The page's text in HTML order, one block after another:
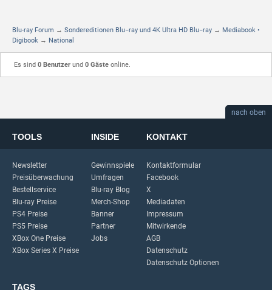
Blu-ray Forum → Sondereditionen Blu−ray und 4K Ultra HD Blu−ray → Mediabook •
Digibook → National
Es sind 0 Benutzerund 0 Gästeonline.
nach oben
TOOLS
Newsletter
Preisüberwachung
Bestellservice
Blu-ray Preise
PS4 Preise
PS5 Preise
XBox One Preise
XBox Series X Preise
INSIDE
Gewinnspiele
Umfragen
Blu-ray Blog
Merch-Shop
Banner
Partner
Jobs
KONTAKT
Kontaktformular
Facebook
X
Mediadaten
Impressum
Mitwirkende
AGB
Datenschutz
Datenschutz Optionen
TAGS